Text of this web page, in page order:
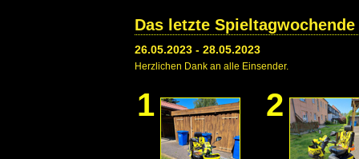
Das letzte
26.05.2023 - 28.05.2023
Herzlichen Dank an alle Einsender.
1 2